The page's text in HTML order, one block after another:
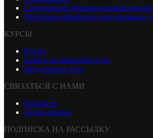
Сведения об образовательной
Политика обработки персональных
КУРСЫ
Курсы
Запись на закрытый курс
Предложить курс
СВЯЗАТЬСЯ С НАМИ
Контакты
Задать вопрос
ПОДПИСКА НА РАССЫЛКУ